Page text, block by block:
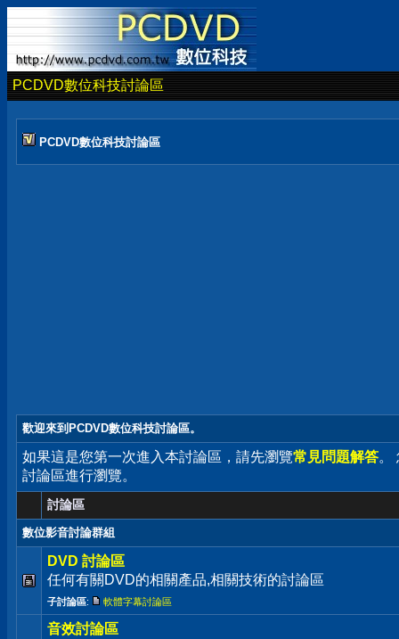
PCDVD數位科技討論區
PCDVD數位科技討論區
歡迎來到PCDVD數位科技討論區。
如果這是您第一次進入本討論區，請先瀏覽常見問題解答。
討論區進行瀏覽。
討論區
數位影音討論群組
DVD 討論區
任何有關DVD的相關產品,相關技術的討論區
子討論區: 軟體字幕討論區
音效討論區